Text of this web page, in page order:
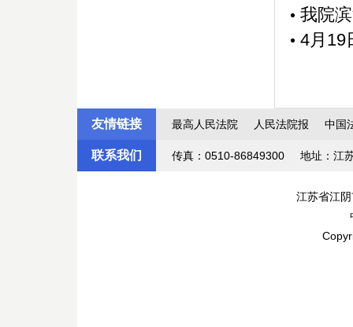
我院
4月19
友情链接 最高人民法院 人民法院报 中国
联系我们 传真：0510-86849300 地址：江
江苏省江